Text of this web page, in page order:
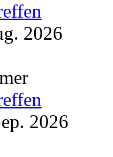
2026
2026